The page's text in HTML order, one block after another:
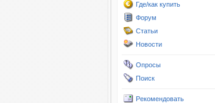
Где/как купить
Форум
Статьи
Новости
Опросы
Поиск
Рекомендовать